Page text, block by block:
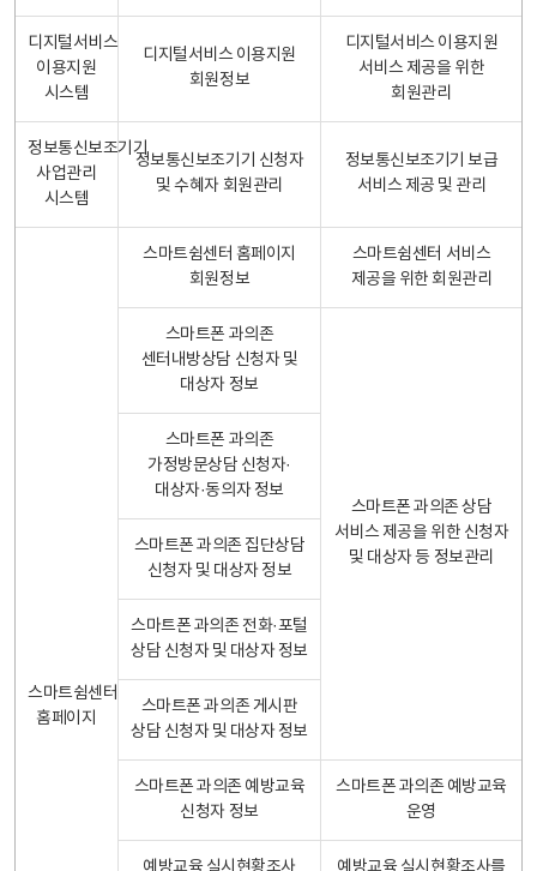
디지털서비스
이용지원
시스템
디지털서비스 이용지원
회원정보
디지털서비스 이용지원
서비스 제공을 위한
회원관리
정보통신보조기기
사업관리
시스템
정보통신보조기기 신청자
및 수혜자 회원관리
정보통신보조기기 보급
서비스 제공 및 관리
스마트쉼센터
홈페이지
스마트쉼센터 홈페이지
회원정보
스마트쉼센터 서비스
제공을 위한 회원관리
스마트폰 과의존
센터내방상담 신청자 및
대상자 정보
스마트폰 과의존 상담
서비스 제공을 위한 신청자
및 대상자 등 정보관리
스마트폰 과의존
가정방문상담 신청자·
대상자·동의자 정보
스마트폰 과의존 집단상담
신청자 및 대상자 정보
스마트폰 과의존 전화·포털
상담 신청자 및 대상자 정보
스마트폰 과의존 게시판
상담 신청자 및 대상자 정보
스마트폰 과의존 예방교육
신청자 정보
스마트폰 과의존 예방교육
운영